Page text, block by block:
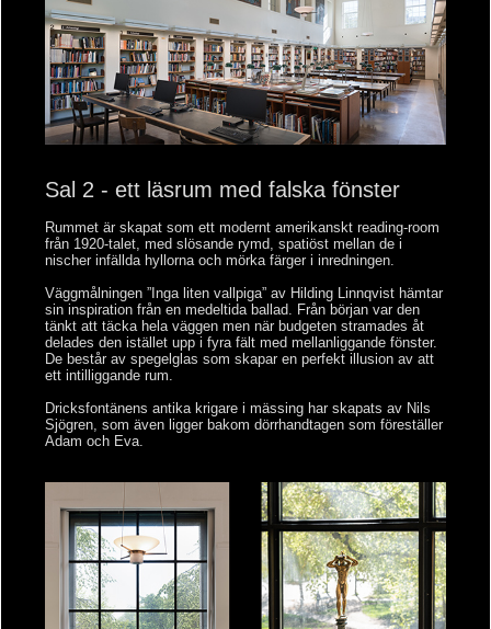
Sal 2 - ett läsrum med falska fönster
Rummet är skapat som ett modernt amerikanskt reading-room
från 1920-talet, med slösande rymd, spatiöst mellan de i
nischer infällda hyllorna och mörka färger i inredningen.
Väggmålningen ”Inga liten vallpiga” av Hilding Linnqvist hämtar
sin inspiration från en medeltida ballad. Från början var den
tänkt att täcka hela väggen men när budgeten stramades åt
delades den istället upp i fyra fält med mellanliggande fönster.
De består av spegelglas som skapar en perfekt illusion av att
ett intilliggande rum.
Dricksfontänens antika krigare i mässing har skapats av Nils
Sjögren, som även ligger bakom dörrhandtagen som föreställer
Adam och Eva.